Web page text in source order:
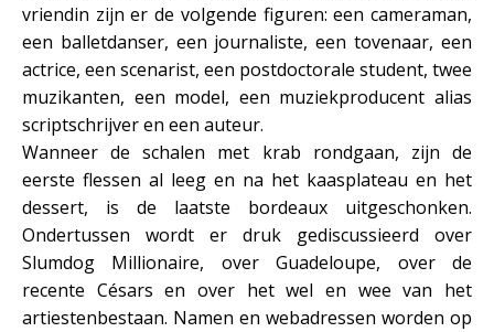
vriendin zijn er de volgende figuren: een cameraman,
een balletdanser, een journaliste, een tovenaar, een
actrice, een scenarist, een postdoctorale student, twee
muzikanten, een model, een muziekproducent alias
scriptschrijver en een auteur.
Wanneer de schalen met krab rondgaan, zijn de
eerste flessen al leeg en na het kaasplateau en het
dessert, is de laatste bordeaux uitgeschonken.
Ondertussen wordt er druk gediscussieerd over
Slumdog Millionaire, over Guadeloupe, over de
recente Césars en over het wel en wee van het
artiestenbestaan. Namen en webadressen worden op